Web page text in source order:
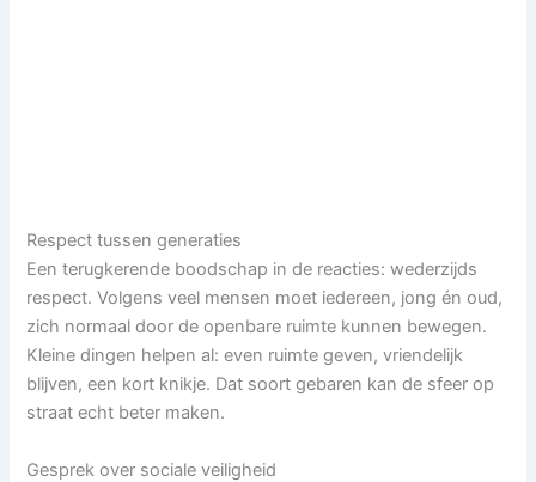
Respect tussen generaties
Een terugkerende boodschap in de reacties: wederzijds
respect. Volgens veel mensen moet iedereen, jong én oud,
zich normaal door de openbare ruimte kunnen bewegen.
Kleine dingen helpen al: even ruimte geven, vriendelijk
blijven, een kort knikje. Dat soort gebaren kan de sfeer op
straat echt beter maken.
Gesprek over sociale veiligheid